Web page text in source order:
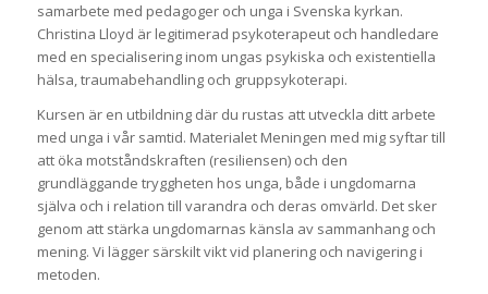
samarbete med pedagoger och unga i Svenska kyrkan.
Christina Lloyd är legitimerad psykoterapeut och handledare
med en specialisering inom ungas psykiska och existentiella
hälsa, traumabehandling och gruppsykoterapi.
Kursen är en utbildning där du rustas att utveckla ditt arbete
med unga i vår samtid. Materialet Meningen med mig syftar till
att öka motståndskraften (resiliensen) och den
grundläggande tryggheten hos unga, både i ungdomarna
själva och i relation till varandra och deras omvärld. Det sker
genom att stärka ungdomarnas känsla av sammanhang och
mening. Vi lägger särskilt vikt vid planering och navigering i
metoden.